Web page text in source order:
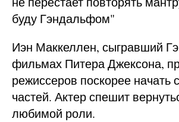
буду Гэндальфом"
Иэн Маккеллен, сыгравший
фильмах Питера Джексона,
режиссеров поскорее начать
частей. Актер спешит
любимой роли.